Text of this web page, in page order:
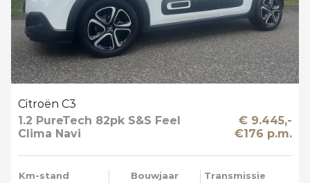
Citroën C3
1.2 PureTech 82pk S&S Feel
Clima Navi
€ 9.445,-
€176 p.m.
Km-stand
Bouwjaar
Transmissie